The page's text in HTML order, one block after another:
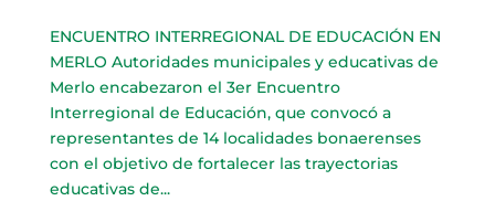
ENCUENTRO INTERREGIONAL DE EDUCACIÓN EN
MERLO Autoridades municipales y educativas de
Merlo encabezaron el 3er Encuentro
Interregional de Educación, que convocó a
representantes de 14 localidades bonaerenses
con el objetivo de fortalecer las trayectorias
educativas de...